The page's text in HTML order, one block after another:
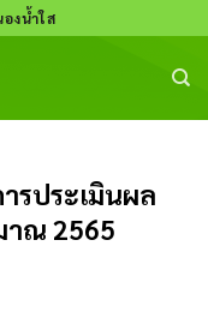
งน้ำใส
รประเมินผล
าณ 2565